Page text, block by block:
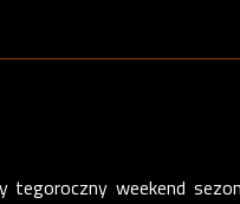
tegoroczny weekend